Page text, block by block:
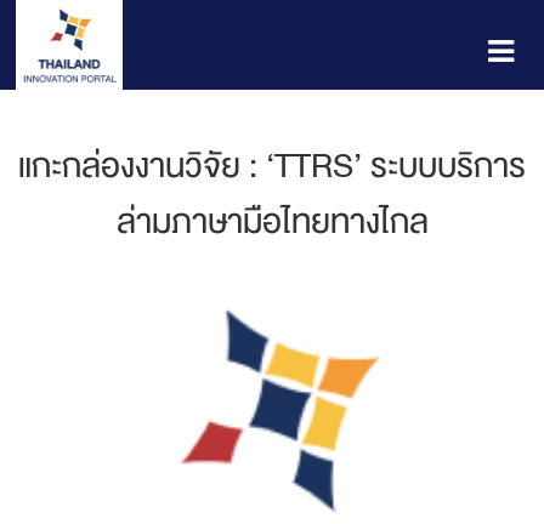
แกะกล่องงานวิจัย : ‘TTRS’ ระบบบริการ
ล่ามภาษามือไทยทางไกล